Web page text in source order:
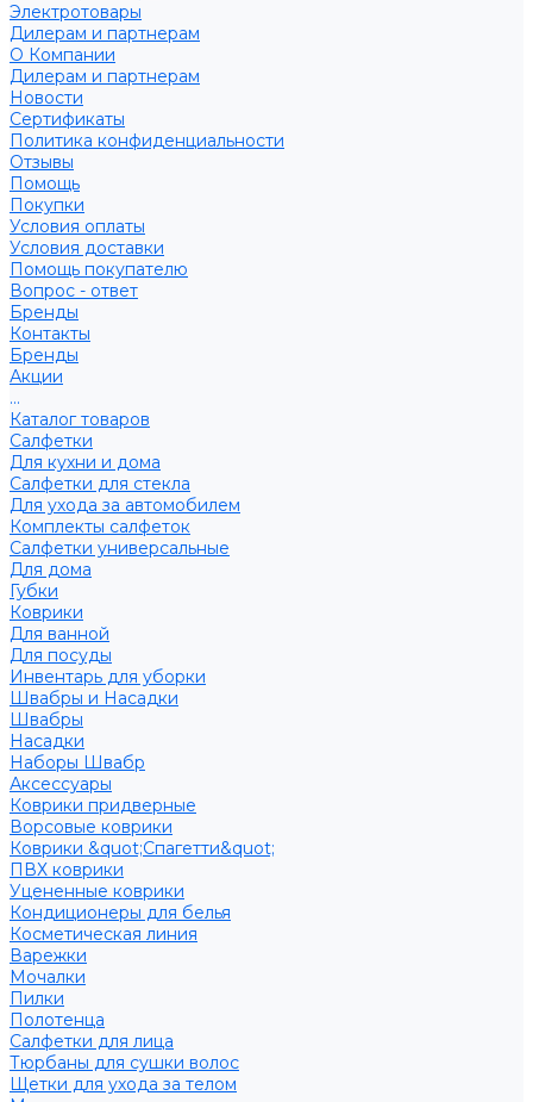
Электротовары
Дилерам и партнерам
О Компании
Дилерам и партнерам
Новости
Сертификаты
Политика конфиденциальности
Отзывы
Помощь
Покупки
Условия оплаты
Условия доставки
Помощь покупателю
Вопрос - ответ
Бренды
Контакты
Бренды
Акции
...
Каталог товаров
Салфетки
Для кухни и дома
Салфетки для стекла
Для ухода за автомобилем
Комплекты салфеток
Салфетки универсальные
Для дома
Губки
Коврики
Для ванной
Для посуды
Инвентарь для уборки
Швабры и Насадки
Швабры
Насадки
Наборы Швабр
Аксессуары
Коврики придверные
Ворсовые коврики
Коврики &quot;Спагетти&quot;
ПВХ коврики
Уцененные коврики
Кондиционеры для белья
Косметическая линия
Варежки
Мочалки
Пилки
Полотенца
Салфетки для лица
Тюрбаны для сушки волос
Щетки для ухода за телом